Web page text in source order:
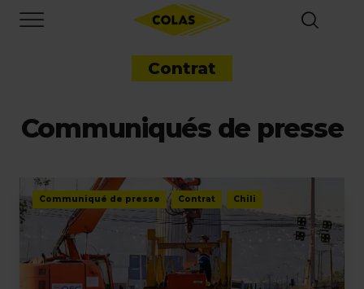
contenu
Contrat
Communiqués de presse
Communiqué de presse Contrat Chili